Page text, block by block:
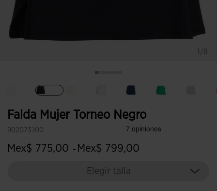
Falda Mujer Torneo Negro
902073.100
Mex$ 775,00 - Mex$ 799,00
Elegir talla